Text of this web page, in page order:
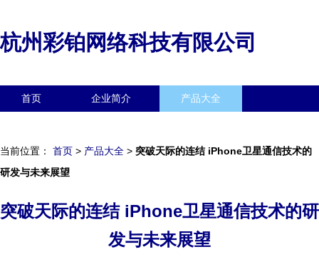
杭州彩铂网络科技有限公司
首页 企业简介 产品大全
当前位置： 首页 > 产品大全 > 突破天际的连结 iPhone卫星通信技术的
研发与未来展望
突破天际的连结 iPhone卫星通信技术的研
发与未来展望